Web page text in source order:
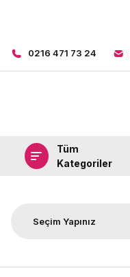
0216 471 73 24
Tüm
Kategoriler